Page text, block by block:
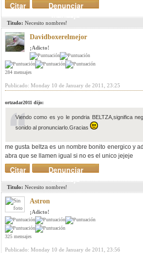
Denunciar
mensaje
Citar
Titulo: Necesito nombres!
Davidboxerelmejor
¡Adicto!
284 mensajes
Publicado: Monday 10 de January de 2011, 23:25
ortzadar2011 dijo:
Viendo como es yo le pondria BELTZA,significa
sonido al pronunciarlo.Gracias
me gusta beltza es un nombre bonito energico y
abra que se llamen igual si no es el unico jejeje
Denunciar
mensaje
Citar
Titulo: Necesito nombres!
Astron
¡Adicto!
325 mensajes
Publicado: Monday 10 de January de 2011, 23:56